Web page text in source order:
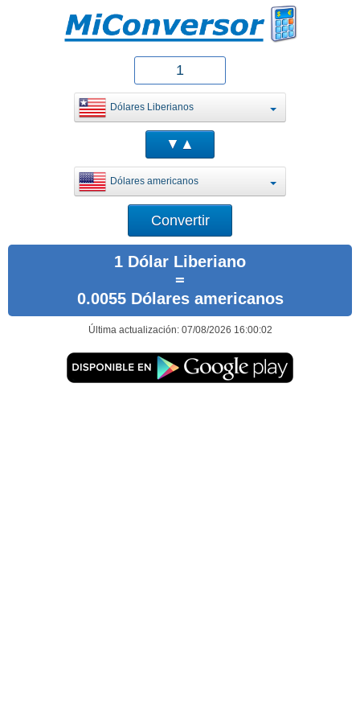
Dólares Liberianos
Dólares americanos
1 Dólar Liberiano
=
0.0055 Dólares americanos
Última actualización: 07/08/2026 16:00:02